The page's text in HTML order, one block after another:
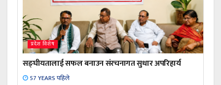
प्रदेश विशेष
सङ्घीयतालाई सफल बनाउन संरचनागत सुधार अपरिहार्य
57 YEARS पहिले